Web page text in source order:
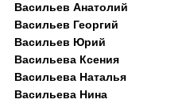
Васильев Анатолий
Васильев Георгий
Васильев Юрий
Васильева Ксения
Васильева Наталья
Васильева Нина